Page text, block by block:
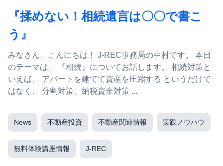
『揉めない！相続遺言は〇〇で書こ
う』
みなさん、こんにちは！ J-REC事務局の中村です。 本日
のテーマは、 『相続』についてお話します。 相続対策と
いえば、 アパートを建てて資産を圧縮する というだけで
はなく、 分割対策、納税資金対策 ...
News 不動産投資 不動産関連情報 実践ノウハウ
無料体験講座情報 J-REC